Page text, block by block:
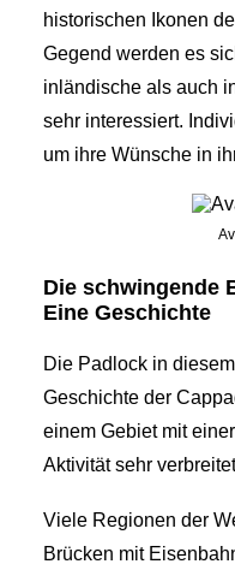
historischen Ikonen
Gegend werden es
inländische als auch
sehr interessiert.
um ihre Wünsche in
Die schwingende
Eine Geschichte
Die Padlock in
Geschichte der
einem Gebiet mit
Aktivität sehr
Viele Regionen der
Brücken mit